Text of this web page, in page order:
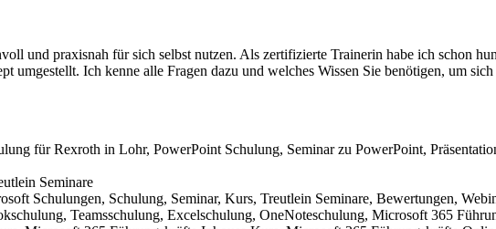
und praxisnah für sich selbst nutzen. Als zertifizierte Trainerin habe ich schon
umgestellt. Ich kenne alle Fragen dazu und welches Wissen Sie benötigen, um